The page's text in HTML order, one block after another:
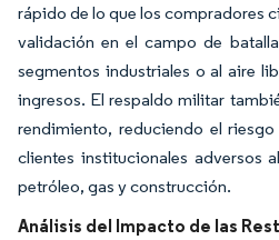
rápido de lo que los compradores
validación en el campo de
segmentos industriales o al aire
ingresos. El respaldo militar
rendimiento, reduciendo el
clientes institucionales adversos
petróleo, gas y construcción.
Análisis del Impacto de las